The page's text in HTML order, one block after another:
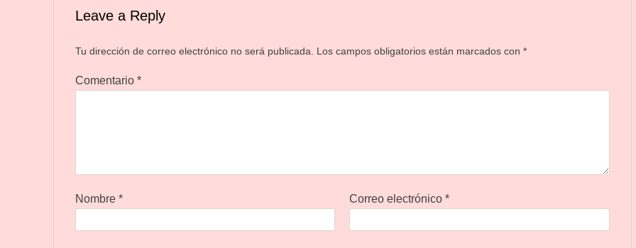
Leave a Reply
Tu dirección de correo electrónico no será publicada. Los campos obligatorios están marcados con *
Comentario *
Nombre * Correo electrónico*